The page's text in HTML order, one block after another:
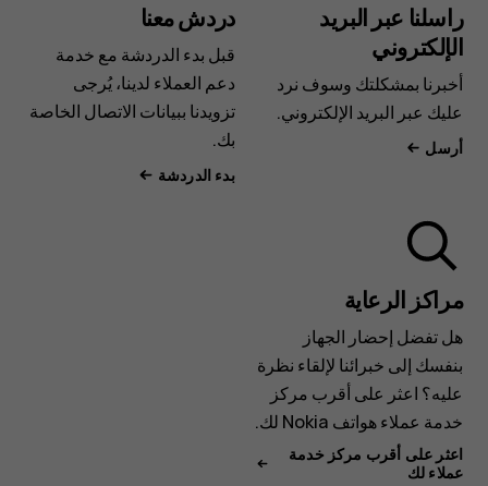
راسلنا عبر البريد
الإلكتروني
أخبرنا بمشكلتك وسوف نرد
عليك عبر البريد الإلكتروني.
أرسل
دردش معنا
قبل بدء الدردشة مع خدمة
دعم العملاء لدينا، يُرجى
تزويدنا ببيانات الاتصال الخاصة
بك.
بدء الدردشة
مراكز الرعاية
هل تفضل إحضار الجهاز
بنفسك إلى خبرائنا لإلقاء نظرة
عليه؟ اعثر على أقرب مركز
خدمة عملاء هواتف Nokia لك.
اعثر على أقرب مركز خدمة
عملاء لك